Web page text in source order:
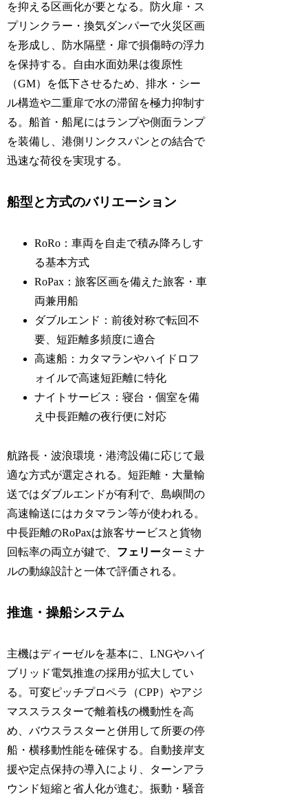
を抑える区画化が要となる。防火扉・ス
プリンクラー・換気ダンパーで火災区画
を形成し、防水隔壁・扉で損傷時の浮力
を保持する。自由水面効果は復原性
（GM）を低下させるため、排水・シー
ル構造や二重扉で水の滞留を極力抑制す
る。船首・船尾にはランプや側面ランプ
を装備し、港側リンクスパンとの結合で
迅速な荷役を実現する。
船型と方式のバリエーション
RoRo：車両を自走で積み降ろしす
る基本方式
RoPax：旅客区画を備えた旅客・車
両兼用船
ダブルエンド：前後対称で転回不
要、短距離多頻度に適合
高速船：カタマランやハイドロフ
ォイルで高速短距離に特化
ナイトサービス：寝台・個室を備
え中長距離の夜行便に対応
航路長・波浪環境・港湾設備に応じて最
適な方式が選定される。短距離・大量輸
送ではダブルエンドが有利で、島嶼間の
高速輸送にはカタマラン等が使われる。
中長距離のRoPaxは旅客サービスと貨物
回転率の両立が鍵で、 フェリーターミナ
ルの動線設計と一体で評価される。
推進・操船システム
主機はディーゼルを基本に、LNGやハイ
ブリッド電気推進の採用が拡大してい
る。可変ピッチプロペラ（CPP）やアジ
マススラスターで離着桟の機動性を高
め、バウスラスターと併用して所要の停
船・横移動性能を確保する。自動接岸支
援や定点保持の導入により、ターンアラ
ウンド短縮と省人化が進む。振動・騒音